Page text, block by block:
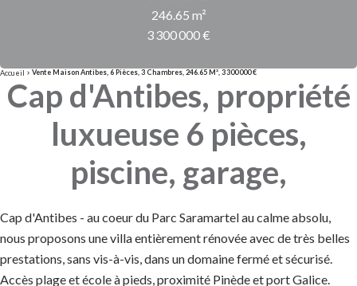
246.65 m²
3 300 000 €
Accueil Vente Maison Antibes, 6 Pièces, 3 Chambres, 246.65 M², 3 300 000 €
Cap d'Antibes, propriété
luxueuse 6 pièces,
piscine, garage,
Cap d'Antibes - au coeur du Parc Saramartel au calme absolu,
nous proposons une villa entièrement rénovée avec de très belles
prestations, sans vis-à-vis, dans un domaine fermé et sécurisé.
Accès plage et école à pieds, proximité Pinède et port Galice.